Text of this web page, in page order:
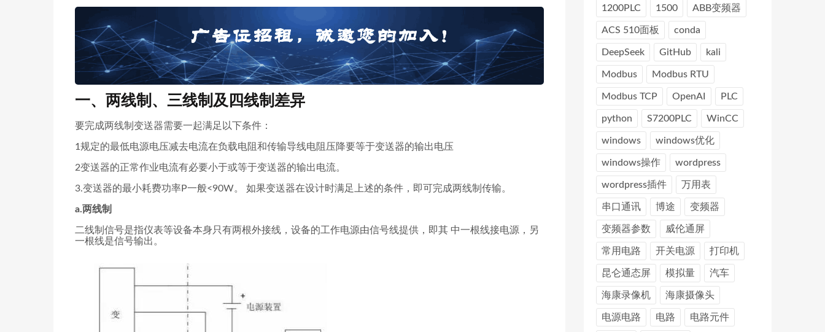
一、两线制、三线制及四线制差异
要完成两线制变送器需要一起满足以下条件：
1规定的最低电源电压减去电流在负载电阻和传输导线电阻压降要等于变送器的输出电压
2变送器的正常作业电流有必要小于或等于变送器的输出电流。
3.变送器的最小耗费功率P一般<90W。 如果变送器在设计时满足上述的条件，即可完成两线制传输。
a.两线制
二线制信号是指仪表等设备本身只有两根外接线，设备的工作电源由信号线提供，即其 中一根线接电源，另
一根线是信号输出。
1200PLC 1500 ABB变频器
ACS 510面板 conda
DeepSeek GitHub kali
Modbus Modbus RTU
Modbus TCP OpenAI PLC
python S7200PLC WinCC
windows windows优化
windows操作 wordpress
wordpress插件 万用表
串口通讯 博途 变频器
变频器参数 威伦通屏
常用电路 开关电源 打印机
昆仑通态屏 模拟量 汽车
海康录像机 海康摄像头
电源电路 电路 电路元件